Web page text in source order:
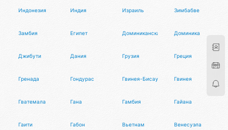
Индонезия Индия Израиль Зимбабве
Замбия Египет Доминиканская Республика
Доминика
Джибути Дания Грузия Греция
Гренада Гондурас Гвинея-Бисау Гвинея
Гватемала Гана Гамбия Гайана
Гаити Габон Вьетнам Венесуэла